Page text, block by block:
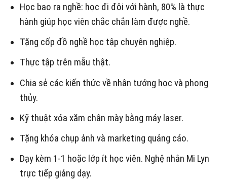
Học bao ra nghề: học đi đôi với hành, 80% là thực
hành giúp học viên chắc chắn làm được nghề.
Tặng cốp đồ nghề học tập chuyên nghiệp.
Thực tập trên mẫu thật.
Chia sẻ các kiến thức về nhân tướng học và phong
thủy.
Kỹ thuật xóa xăm chân mày bằng máy laser.
Tặng khóa chụp ảnh và marketing quảng cáo.
Dạy kèm 1-1 hoặc lớp ít học viên. Nghệ nhân Mi Lyn
trực tiếp giảng dạy.